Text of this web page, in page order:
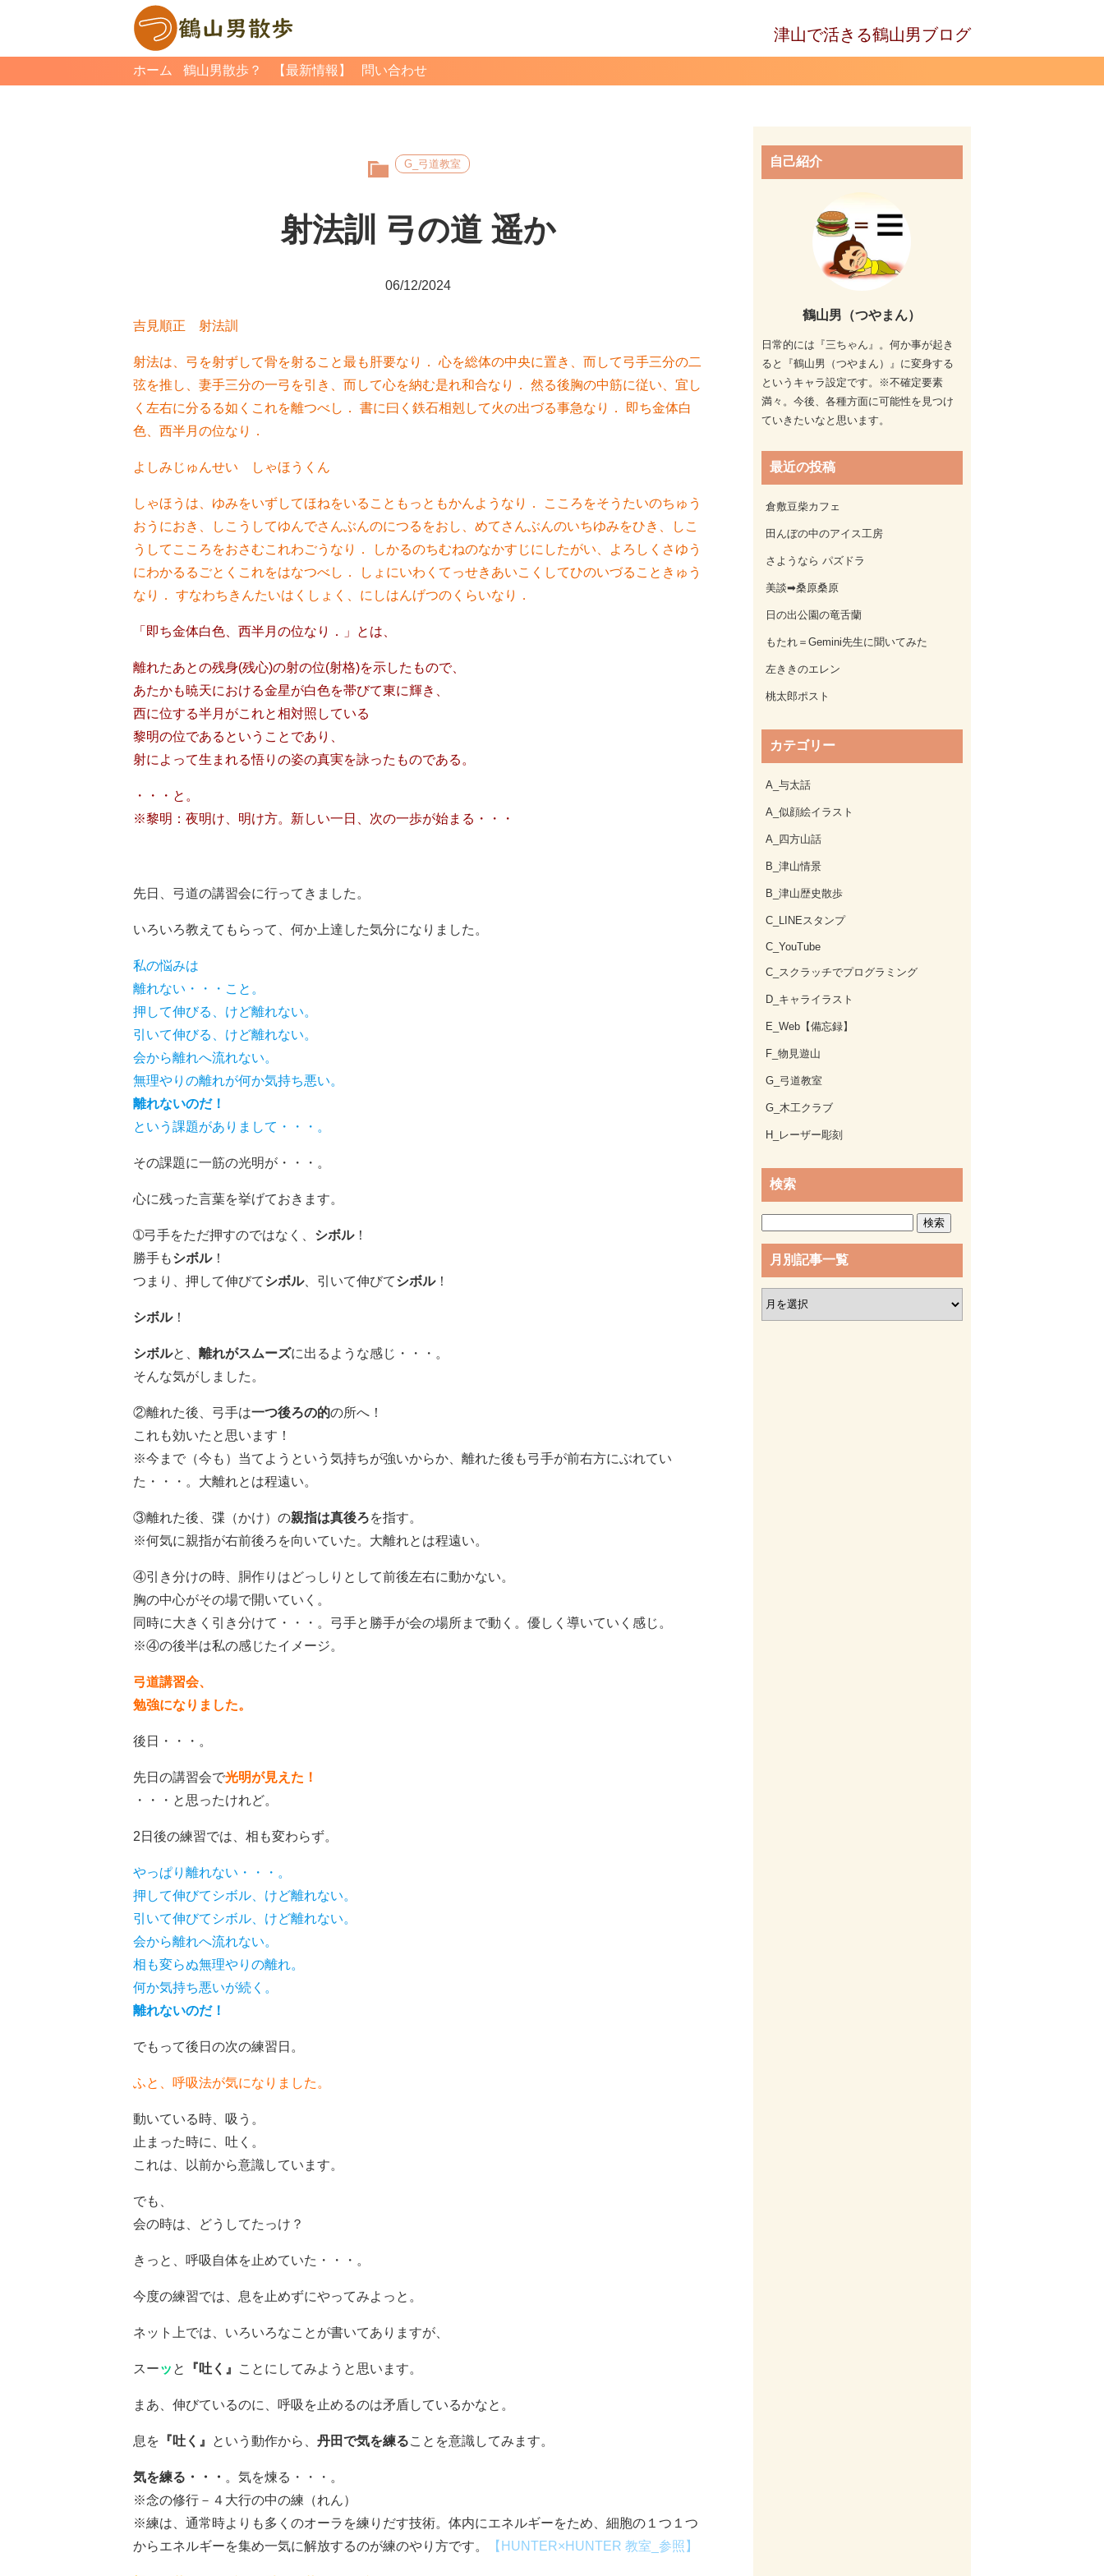
津山で活きる鶴山男ブログ
ホーム 鶴山男散歩？ 【最新情報】 問い合わせ
G_弓道教室
射法訓 弓の道 遥か
06/12/2024
吉見順正 射法訓
射法は、弓を射ずして骨を射ること最も肝要なり． 心を総体の中央に置き、而して弓手三分の二
弦を推し、妻手三分の一弓を引き、而して心を納む是れ和合なり． 然る後胸の中筋に従い、宜し
く左右に分るる如くこれを離つべし． 書に曰く鉄石相剋して火の出づる事急なり． 即ち金体白
色、西半月の位なり．
よしみじゅんせい しゃほうくん
しゃほうは、ゆみをいずしてほねをいることもっともかんようなり． こころをそうたいのちゅう
おうにおき、しこうしてゆんでさんぶんのにつるをおし、めてさんぶんのいちゆみをひき、しこ
うしてこころをおさむこれわごうなり． しかるのちむねのなかすじにしたがい、よろしくさゆう
にわかるるごとくこれをはなつべし． しょにいわくてっせきあいこくしてひのいづることきゅう
なり． すなわちきんたいはくしょく、にしはんげつのくらいなり．
「即ち金体白色、西半月の位なり．」とは、
離れたあとの残身(残心)の射の位(射格)を示したもので、
あたかも暁天における金星が白色を帯びて東に輝き、
西に位する半月がこれと相対照している
黎明の位であるということであり、
射によって生まれる悟りの姿の真実を詠ったものである。
・・・と。
※黎明：夜明け、明け方。新しい一日、次の一歩が始まる・・・
先日、弓道の講習会に行ってきました。
いろいろ教えてもらって、何か上達した気分になりました。
私の悩みは
離れない・・・こと。
押して伸びる、けど離れない。
引いて伸びる、けど離れない。
会から離れへ流れない。
無理やりの離れが何か気持ち悪い。
離れないのだ！
という課題がありまして・・・。
その課題に一筋の光明が・・・。
心に残った言葉を挙げておきます。
➀弓手をただ押すのではなく、 シボル！
勝手もシボル！
つまり、押して伸びてシボル、引いて伸びてシボル！
シボル！
シボルと、 離れがスムーズに出るような感じ・・・。
そんな気がしました。
②離れた後、弓手は一つ後ろの的の所へ！
これも効いたと思います！
※今まで（今も）当てようという気持ちが強いからか、離れた後も弓手が前右方にぶれてい
た・・・。大離れとは程遠い。
③離れた後、弽（かけ）の親指は真後ろを指す。
※何気に親指が右前後ろを向いていた。大離れとは程遠い。
④引き分けの時、胴作りはどっしりとして前後左右に動かない。
胸の中心がその場で開いていく。
同時に大きく引き分けて・・・。弓手と勝手が会の場所まで動く。優しく導いていく感じ。
※④の後半は私の感じたイメージ。
弓道講習会、
勉強になりました。
後日・・・。
先日の講習会で光明が見えた！
・・・と思ったけれど。
2日後の練習では、相も変わらず。
やっぱり離れない・・・。
押して伸びてシボル、けど離れない。
引いて伸びてシボル、けど離れない。
会から離れへ流れない。
相も変らぬ無理やりの離れ。
何か気持ち悪いが続く。
離れないのだ！
でもって後日の次の練習日。
ふと、呼吸法が気になりました。
動いている時、吸う。
止まった時に、吐く。
これは、以前から意識しています。
でも、
会の時は、どうしてたっけ？
きっと、呼吸自体を止めていた・・・。
今度の練習では、息を止めずにやってみよっと。
ネット上では、いろいろなことが書いてありますが、
スーッ と 『吐く』 ことにしてみようと思います。
まあ、伸びているのに、呼吸を止めるのは矛盾しているかなと。
息を 『吐く』 という動作から、 丹田で気を練ることを意識してみます。
気を練る・・・ 。気を煉る・・・。
※念の修行－４大行の中の練（れん）
※練は、通常時よりも多くのオーラを練りだす技術。体内にエネルギーをため、細胞の１つ１つ
からエネルギーを集め一気に解放するのが練のやり方です。
【HUNTER×HUNTER 教室_参照】
自己紹介
鶴山男（つやまん）
日常的には『三ちゃん』。何か事が起き
ると『鶴山男（つやまん）』に変身する
というキャラ設定です。※不確定要素
満々。今後、各種方面に可能性を見つけ
ていきたいなと思います。
最近の投稿
倉敷豆柴カフェ
田んぼの中のアイス工房
さようなら パズドラ
美談➡桑原桑原
日の出公園の竜舌蘭
もたれ＝Gemini先生に聞いてみた
左ききのエレン
桃太郎ポスト
カテゴリー
A_与太話
A_似顔絵イラスト
A_四方山話
B_津山情景
B_津山歴史散歩
C_LINEスタンプ
C_YouTube
C_スクラッチでプログラミング
D_キャライラスト
E_Web【備忘録】
F_物見遊山
G_弓道教室
G_木工クラブ
H_レーザー彫刻
検索
月別記事一覧
別